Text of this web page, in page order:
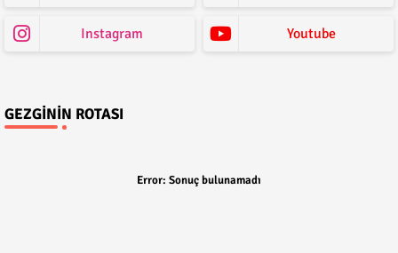
Instagram Youtube
GEZGININ ROTASI
Error: Sonuç bulunamadı